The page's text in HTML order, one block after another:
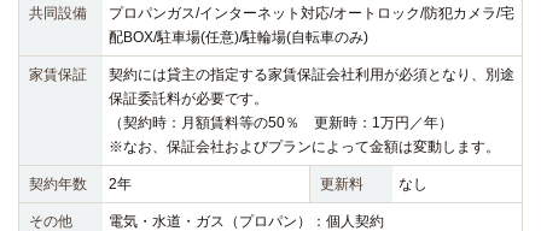
共同設備
プロパンガス/インターネット対応/オートロック/防犯カメラ/宅
配BOX/駐車場(任意)/駐輪場(自転車のみ)
家賃保証
契約には貸主の指定する家賃保証会社利用が必須となり、別途
保証委託料が必要です。
（契約時：月額賃料等の50％ 更新時：1万円／年）
※なお、保証会社およびプランによって金額は変動します。
契約年数 2年 更新料 なし
その他
電気・水道・ガス（プロパン）：個人契約